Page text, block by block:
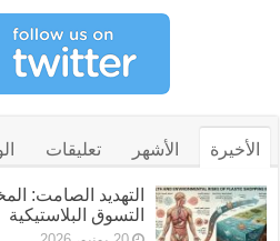
الأخيرة الأشهر تعليقات
التهديد الصامت:
التسوق البلاستيكية